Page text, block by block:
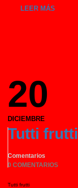
LEER MÁS
20
DICIEMBRE
Tutti frutti
Comentarios
0 COMENTARIOS
Tutti frutti